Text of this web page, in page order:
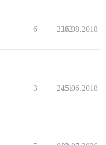
6 2382
16.08.2018
3 2451
15.06.2018